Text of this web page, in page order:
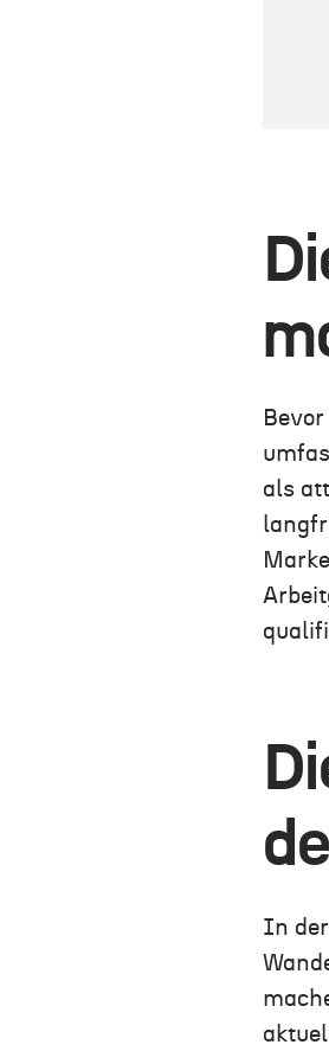
als
In